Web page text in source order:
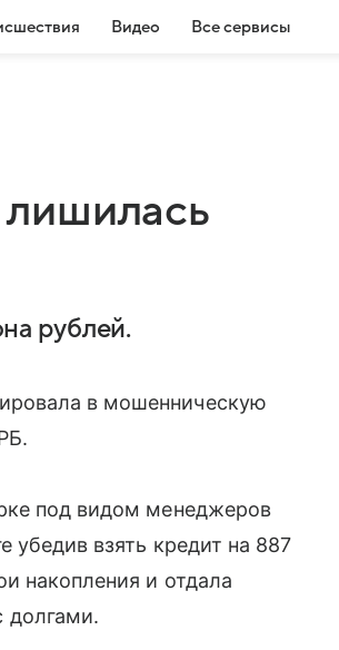
Видео Все сервисы
рублей.
в мошенническую
под видом менеджеров
убедив взять кредит на 887
накопления и отдала
долгами.